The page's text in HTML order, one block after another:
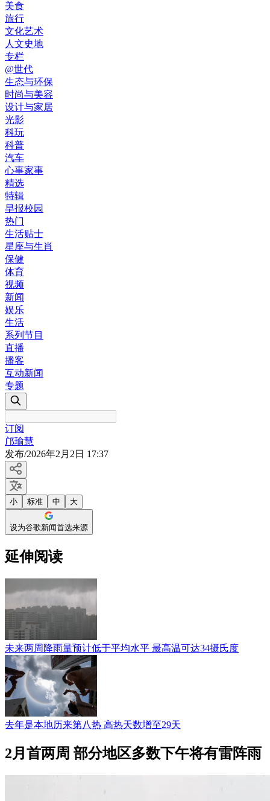
美食
旅行
文化艺术
人文史地
专栏
@世代
生态与环保
时尚与美容
设计与家居
光影
科玩
科普
汽车
心事家事
精选
特辑
早报校园
热门
生活贴士
星座与生肖
保健
体育
视频
新闻
娱乐
生活
系列节目
直播
播客
互动新闻
专题
订阅
邝瑜慧
发布/2026年2月2日 17:37
小 标准 中 大
设为谷歌新闻首选来源
延伸阅读
未来两周降雨量预计低于平均水平 最高温可达34摄氏度
去年是本地历来第八热 高热天数增至29天
2月首两周 部分地区多数下午将有雷阵雨